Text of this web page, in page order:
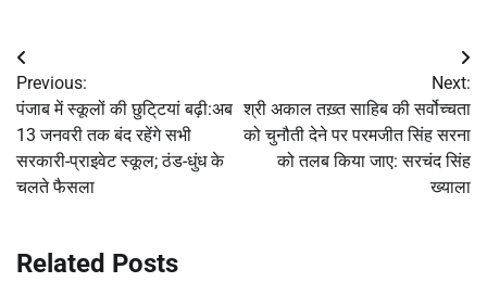
Post
navigation
Previous:
पंजाब में स्कूलों की छुटि्टयां बढ़ी:अब
13 जनवरी तक बंद रहेंगे सभी
सरकारी-प्राइवेट स्कूल; ठंड-धुंध के
चलते फैसला
Next:
श्री अकाल तख़्त साहिब की सर्वोच्चता
को चुनौती देने पर परमजीत सिंह सरना
को तलब किया जाए: सरचंद सिंह
ख्याला
Related Posts